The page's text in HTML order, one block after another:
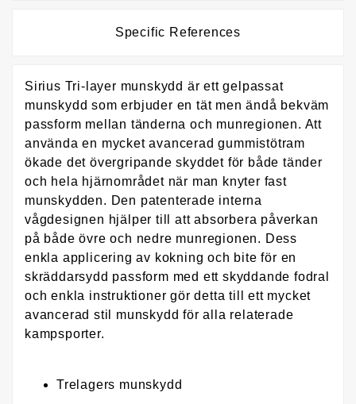
Specific References
Sirius Tri-layer munskydd är ett gelpassat
munskydd som erbjuder en tät men ändå bekväm
passform mellan tänderna och munregionen. Att
använda en mycket avancerad gummistötram
ökade det övergripande skyddet för både tänder
och hela hjärnområdet när man knyter fast
munskydden. Den patenterade interna
vågdesignen hjälper till att absorbera påverkan
på både övre och nedre munregionen. Dess
enkla applicering av kokning och bite för en
skräddarsydd passform med ett skyddande fodral
och enkla instruktioner gör detta till ett mycket
avancerad stil munskydd för alla relaterade
kampsporter.
Trelagers munskydd